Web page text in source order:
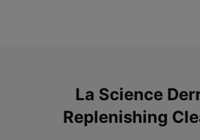
La Science
Replenishing